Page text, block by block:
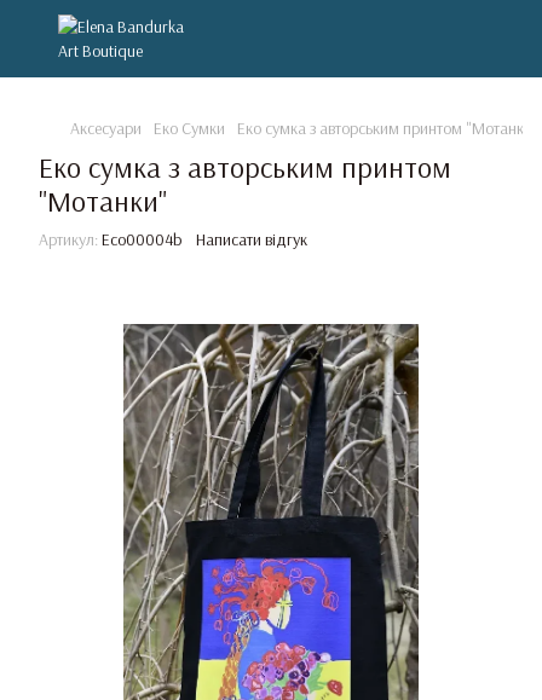
Аксесуари Еко Сумки Еко сумка з авторським принтом "Мотанки"
Еко сумка з авторським принтом
"Мотанки"
Артикул: Eco00004b Написати відгук